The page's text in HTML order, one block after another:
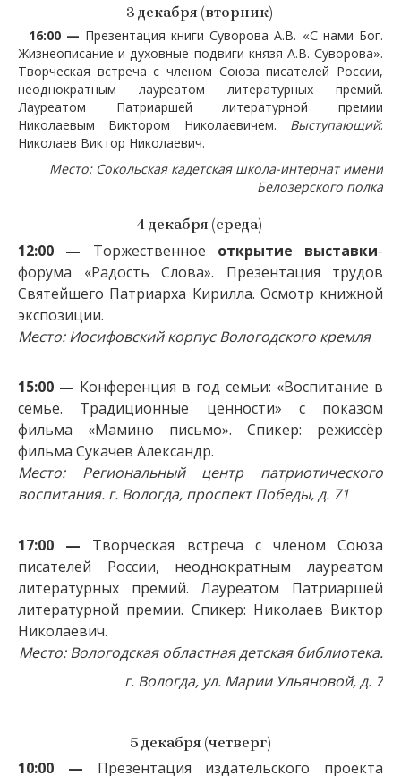
3 декабря (вторник)
16:00 — Презентация книги Суворова А.В. «С нами Бог.
Жизнеописание и духовные подвиги князя А.В. Суворова».
Творческая встреча с членом Союза писателей России,
неоднократным лауреатом литературных премий.
Лауреатом Патриаршей литературной премии
Николаевым Виктором Николаевичем. Выступающий:
Николаев Виктор Николаевич.
Место: Сокольская кадетская школа-интернат имени
Белозерского полка
4 декабря (среда)
12:00 — Торжественное открытие выставки-
форума «Радость Слова». Презентация трудов
Святейшего Патриарха Кирилла. Осмотр книжной
экспозиции.
Место: Иосифовский корпус Вологодского кремля
15:00 — Конференция в год семьи: «Воспитание в
семье. Традиционные ценности» с показом
фильма «Мамино письмо». Спикер: режиссёр
фильма Сукачев Александр.
Место: Региональный центр патриотического
воспитания. г. Вологда, проспект Победы, д. 71
17:00 — Творческая встреча с членом Союза
писателей России, неоднократным лауреатом
литературных премий. Лауреатом Патриаршей
литературной премии. Спикер: Николаев Виктор
Николаевич.
Место:Вологодская областная детская библиотека.
г. Вологда, ул. Марии Ульяновой, д. 7
5 декабря (четверг)
10:00 — Презентация издательского проекта